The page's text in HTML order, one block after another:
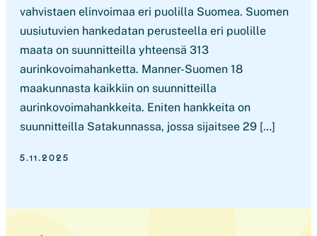
vahvistaen elinvoimaa eri puolilla Suomea. Suomen
uusiutuvien hankedatan perusteella eri puolille
maata on suunnitteilla yhteensä 313
aurinkovoimahanketta. Manner-Suomen 18
maakunnasta kaikkiin on suunnitteilla
aurinkovoimahankkeita. Eniten hankkeita on
suunnitteilla Satakunnassa, jossa sijaitsee 29 […]
5.11.2025